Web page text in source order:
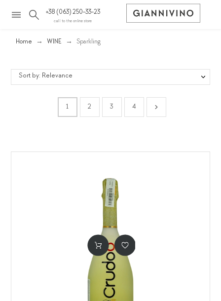
+38 (063) 250-33-23
call to the online store
Home WINE Sparkling
Sort by: Relevance
1 2 3 4